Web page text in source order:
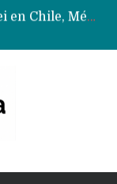
Data Centers de Huawei en Chile, México, Brasil,Perú y Argentina podrían verse afectados por arremetida de EE.UU